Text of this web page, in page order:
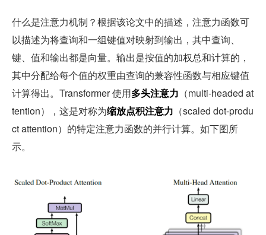
什么是注意力机制？根据该论文中的描述，注意力函数可
以描述为将查询和一组键值对映射到输出，其中查询、
键、值和输出都是向量。输出是按值的加权总和计算的，
其中分配给每个值的权重由查询的兼容性函数与相应键值
计算得出。Transformer 使用多头注意力 （multi-headed at
tention），这是对称为缩放点积注意力 （scaled dot-produ
ct attention）的特定注意力函数的并行计算。如下图所
示。